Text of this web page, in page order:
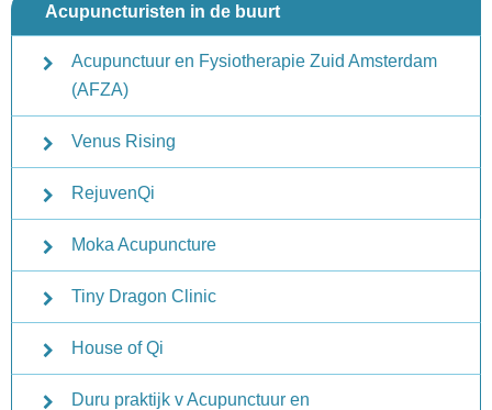
Acupuncturisten in de buurt
Acupunctuur en Fysiotherapie Zuid Amsterdam
(AFZA)
Venus Rising
RejuvenQi
Moka Acupuncture
Tiny Dragon Clinic
House of Qi
Duru praktijk v Acupunctuur en